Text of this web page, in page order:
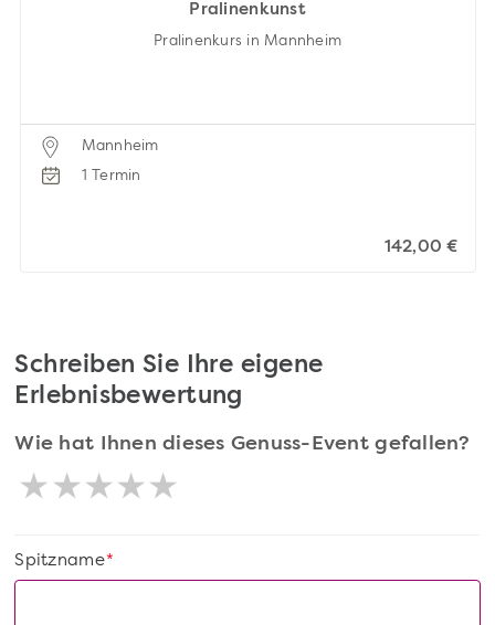
Pralinenkunst
Pralinenkurs in Mannheim
Mannheim
1 Termin
142,00 €
Schreiben Sie Ihre eigene
Erlebnisbewertung
Wie hat Ihnen dieses Genuss-Event gefallen?
*
Spitzname